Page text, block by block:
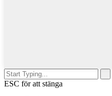
ESC för att stänga